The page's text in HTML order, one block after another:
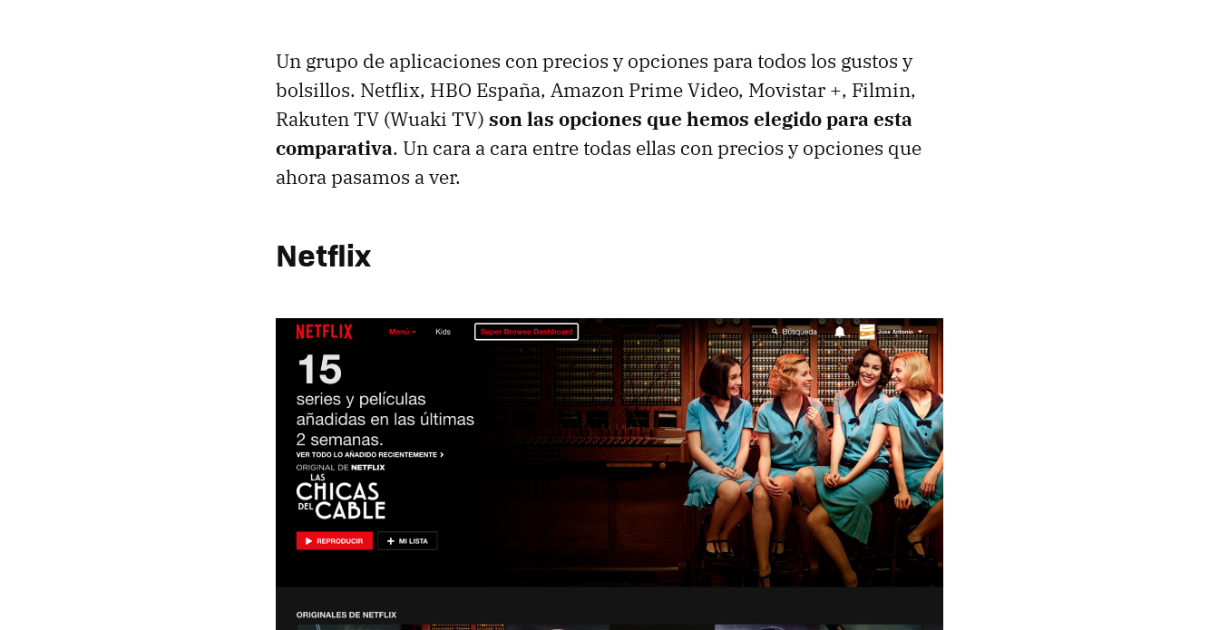
Un grupo de aplicaciones con precios y opciones para todos los gustos y
bolsillos. Netflix, HBO España, Amazon Prime Video, Movistar +, Filmin,
Rakuten TV (Wuaki TV) son las opciones que hemos elegido para esta
comparativa. Un cara a cara entre todas ellas con precios y opciones que
ahora pasamos a ver.
Netflix